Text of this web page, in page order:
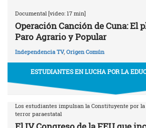
Documental [video: 17 min]
Operación Canción de Cuna: El
Paro Agrario y Popular
Independencia TV, Origen Común
ESTUDIANTES EN LUCHA POR LA
Los estudiantes impulsan la Constituyente por
terror paraestatal